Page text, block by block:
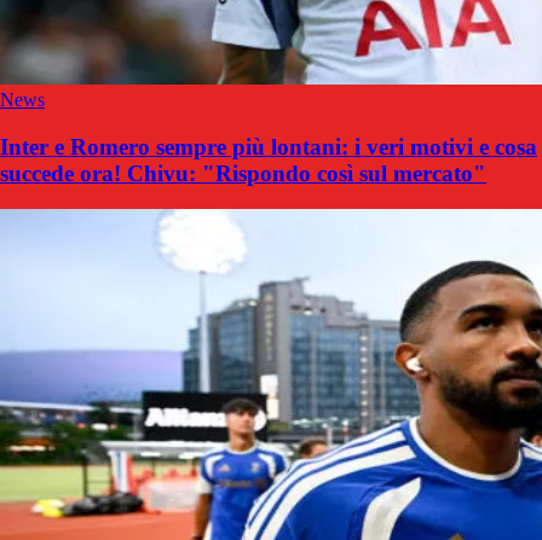
News
Inter e Romero sempre più lontani: i veri motivi e cosa
succede ora! Chivu: "Rispondo così sul mercato"